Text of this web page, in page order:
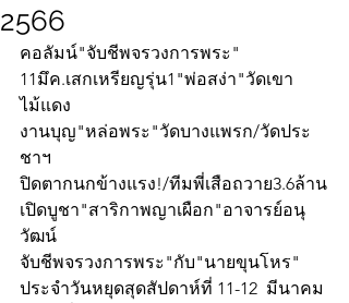
2566
คอลัมน์"จับชีพจรวงการพระ"
11มึค.เสกเหรียญรุ่น1"พ่อสง่า"วัดเขา
ไม้แดง
งานบุญ"หล่อพระ"วัดบางแพรก/วัดประ
ชาฯ
ปิดตากนกข้างแรง!/ทีมพี่เสือถวาย3.6ล้าน
เปิดบูชา"สาริกาพญาเผือก"อาจารย์อนุ
วัฒน์
จับชีพจรวงการพระ"กับ"นายขุนโหร"
ประจำวันหยุดสุดสัปดาห์ที่ 11-12  มีนาคม